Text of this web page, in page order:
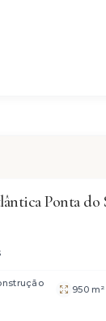
Ponta do
950